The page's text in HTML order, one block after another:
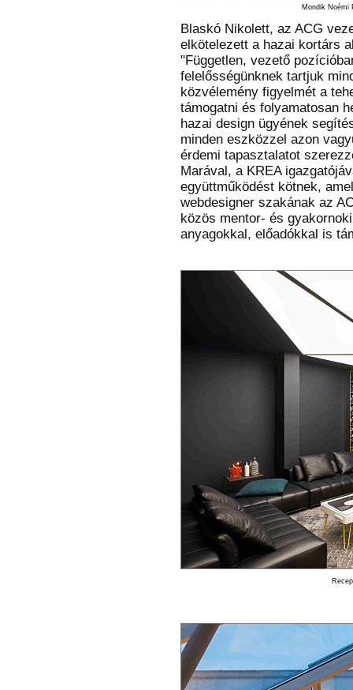
Mondik Noémi
Blaskó Nikolett, az ACG
elkötelezett a hazai kortárs
"Független, vezető
felelősségünknek tartjuk
közvélemény figyelmét a
támogatni és folyamatosan
hazai design ügyének
minden eszközzel azon
érdemi tapasztalatot
Marával, a KREA
együttműködést kötnek,
webdesigner szakának az
közös mentor- és
anyagokkal, előadókkal is